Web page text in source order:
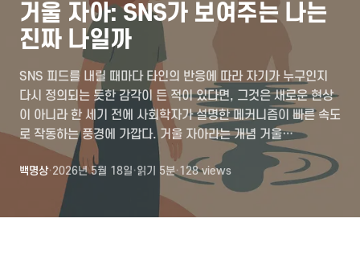
거울 자아: SNS가 보여주는 나는
진짜 나일까
SNS 피드를 내릴 때마다 타인의 반응에 따라 자기가 누구인지
다시 정의되는 듯한 감각이 든 적이 있다면, 그것은 새로운 현상
이 아니라 한 세기 전에 사회학자가 설명한 메커니즘이 빠른 속도
로 작동하는 풍경에 가깝다. 거울 자아라는 개념 거울…
백명상·2026년 5월 18일 ·읽기 5분·128views